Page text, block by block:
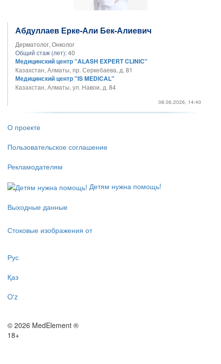
Абдуллаев Ерке-Али Бек-Алиевич
Дерматолог, Онколог
Общий стаж (лет):40
Медицинский центр "ALASH EXPERT CLINIC"
Казахстан, Алматы, пр. Серкебаева, д. 81
Медицинский центр "IS MEDICAL"
Казахстан, Алматы, ул. Навои, д. 84
08.06.2026, 14:40
О проекте
Пользовательское соглашение
Рекламодателям
Детям нужна помощь!
Выходные данные
Стоковые изображения от
Рус
Қаз
O'z
© 2026 MedElement ®
18+